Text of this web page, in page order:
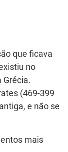
que ficava
no
Grécia.
(469-399
e não se
mais